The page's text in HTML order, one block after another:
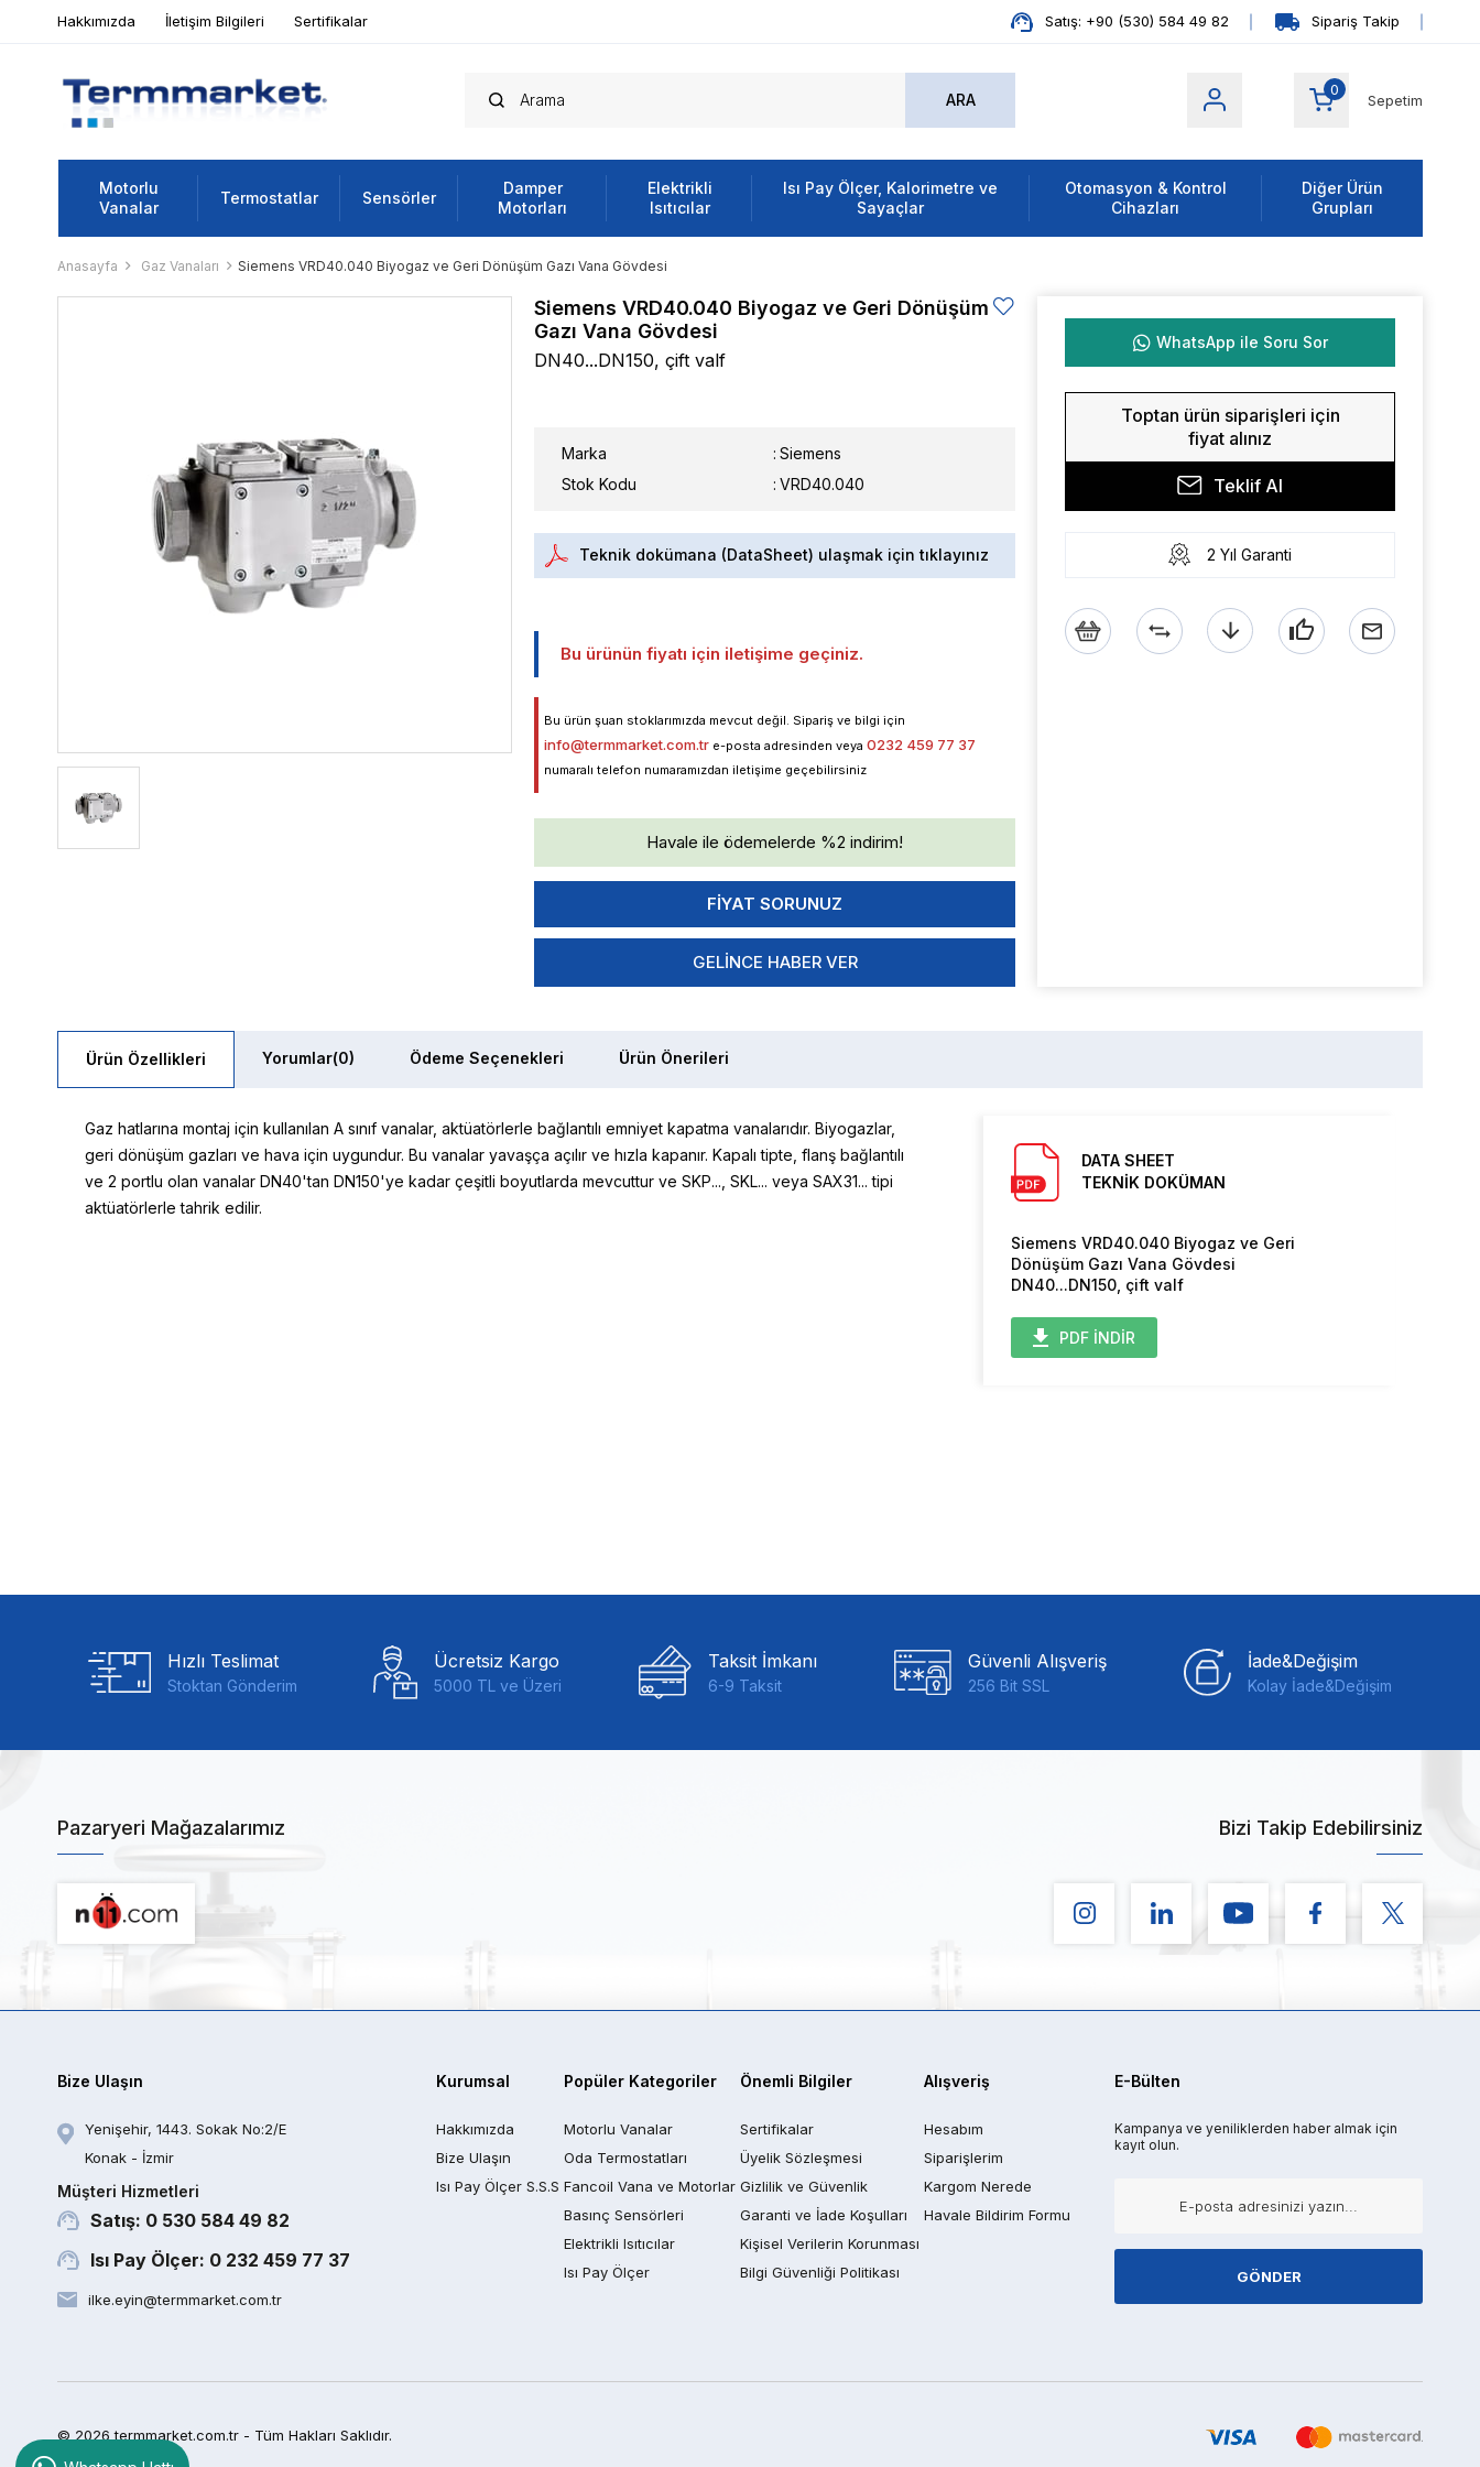
Hakkımızda İletişim Bilgileri Sertifikalar Satış: +90 (530) 584 49 82 Sipariş Takip
Sepetim
0
Motorlu
Vanalar
Termostatlar Sensörler
Damper
Motorları
Elektrikli
Isıtıcılar
Isı Pay Ölçer, Kalorimetre ve
Sayaçlar
Otomasyon & Kontrol
Cihazları
Diğer Ürün
Grupları
Anasayfa Gaz Vanaları Siemens VRD40.040 Biyogaz ve Geri Dönüşüm Gazı Vana Gövdesi
Siemens VRD40.040 Biyogaz ve Geri Dönüşüm
Gazı Vana Gövdesi
DN40...DN150, çift valf
Marka : Siemens
Stok Kodu
VRD40.040
Teknik dokümana (DataSheet) ulaşmak için tıklayınız
Bu ürünün fiyatı için iletişime geçiniz.
Bu ürün şuan stoklarımızda mevcut değil. Sipariş ve bilgi için
info@termmarket.com.tr e-posta adresinden veya 0232 459 77 37
numaralı telefon numaramızdan iletişime geçebilirsiniz
Havale ile ödemelerde %2 indirim!
GELINCE HABER VER
WhatsApp ile Soru Sor
Toptan ürün siparişleri için
fiyat alınız
Teklif Al
2 Yıl Garanti
Ürün Özellikleri Yorumlar(0) Ödeme Seçenekleri Ürün Önerileri
Gaz hatlarına montaj için kullanılan A sınıf vanalar, aktüatörlerle bağlantılı emniyet kapatma vanalarıdır. Biyogazlar,
geri dönüşüm gazları ve hava için uygundur. Bu vanalar yavaşça açılır ve hızla kapanır. Kapalı tipte, flanş bağlantılı
ve 2 portlu olan vanalar DN40'tan DN150'ye kadar çeşitli boyutlarda mevcuttur ve SKP..., SKL... veya SAX31... tipi
aktüatörlerle tahrik edilir.
DATA SHEET
TEKNİK DOKÜMAN
Siemens VRD40.040 Biyogaz ve Geri
Dönüşüm Gazı Vana Gövdesi
DN40...DN150, çift valf
PDF İNDİR
Hızlı Teslimat
Stoktan Gönderim
Ücretsiz Kargo
5000 TL ve Üzeri
Taksit İmkanı
6-9 Taksit
Güvenli Alışveriş
256 Bit SSL
İade&Değişim
Kolay İade&Değişim
Pazaryeri Mağazalarımız Bizi Takip Edebilirsiniz
Bize Ulaşın
Yenişehir, 1443. Sokak No:2/E
Konak - İzmir
Müşteri Hizmetleri
Satış: 0 530 584 49 82
Isı Pay Ölçer: 0 232 459 77 37
ilke.eyin@termmarket.com.tr
Kurumsal
Hakkımızda
Bize Ulaşın
Isı Pay Ölçer S.S.S
Popüler Kategoriler
Motorlu Vanalar
Oda Termostatları
Fancoil Vana ve Motorlar
Basınç Sensörleri
Elektrikli Isıtıcılar
Isı Pay Ölçer
Önemli Bilgiler
Sertifikalar
Üyelik Sözleşmesi
Gizlilik ve Güvenlik
Garanti ve İade Koşulları
Kişisel Verilerin Korunması
Bilgi Güvenliği Politikası
Alışveriş
Hesabım
Siparişlerim
Kargom Nerede
Havale Bildirim Formu
E-Bülten
Kampanya ve yeniliklerden haber almak için
kayıt olun.
GÖNDER
© 2026 termmarket.com.tr - Tüm Hakları Saklıdır.